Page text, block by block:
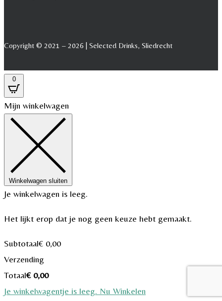
Copyright © 2021 – 2026 | Selected Drinks, Sliedrecht
0
Mijn winkelwagen
Winkelwagen sluiten
Je winkelwagen is leeg.
Het lijkt erop dat je nog geen keuze hebt gemaakt.
Subtotaal€ 0,00
Verzending
Totaal€0,00
Je winkelwagentje is leeg. Nu Winkelen